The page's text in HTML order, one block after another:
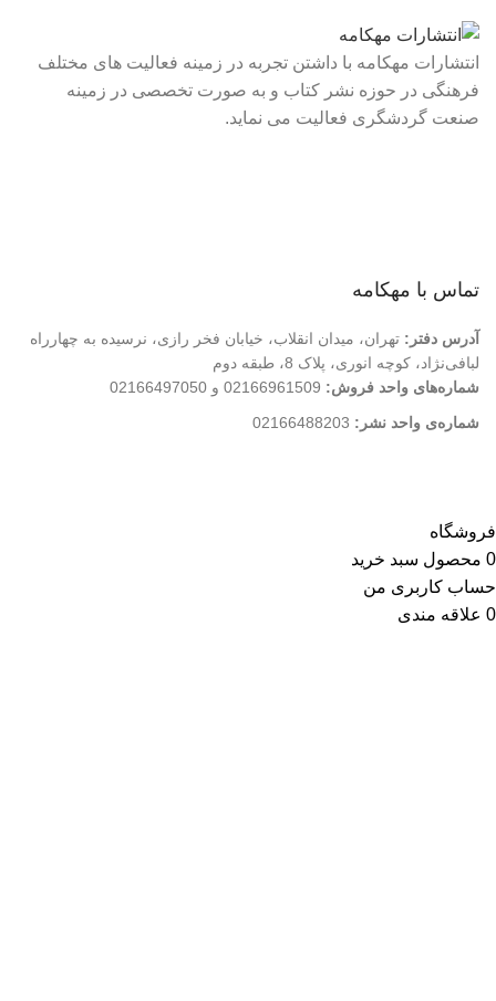
انتشارات مهکامه با داشتن تجربه در زمینه فعالیت های مختلف
فرهنگی در حوزه نشر کتاب و به صورت تخصصی در زمینه
صنعت گردشگری فعالیت می نماید.
تماس با مهکامه
آدرس دفتر: تهران، میدان انقلاب، خیابان فخر رازی، نرسیده به چهارراه
لبافی‌نژاد، کوچه انوری، پلاک 8، طبقه دوم
شماره‌های واحد فروش: 02166961509 و 02166497050
شماره‌‌ی واحد نشر:
فروشگاه
0 محصول سبد خرید
حساب کاربری من
0 علاقه مندی